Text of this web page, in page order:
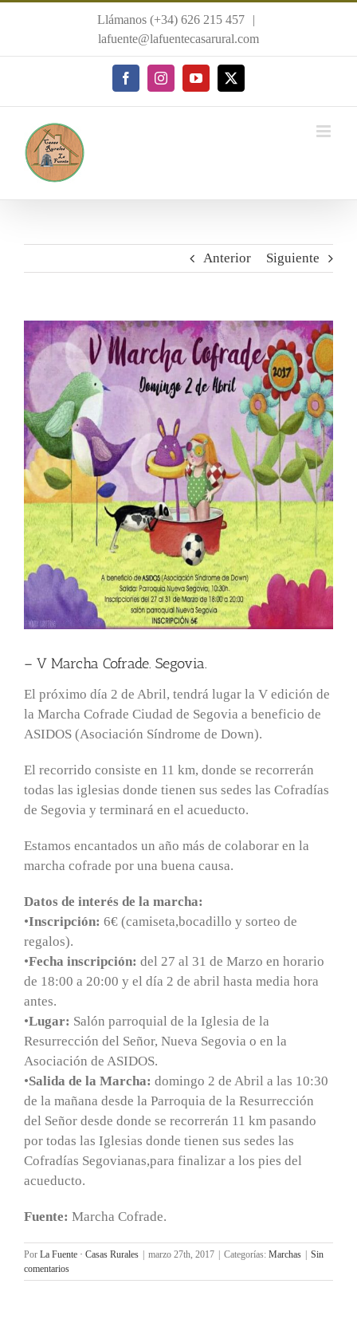
Llámanos (+34) 626 215 457
|
lafuente@lafuentecasarural.com
FacebookInstagramYouTube
X
Anterior Siguiente
– V Marcha Cofrade. Segovia.
El próximo día 2 de Abril, tendrá lugar la V edición de
la Marcha Cofrade Ciudad de Segovia a beneficio de
ASIDOS (Asociación Síndrome de Down).
El recorrido consiste en 11 km, donde se recorrerán
todas las iglesias donde tienen sus sedes las Cofradías
de Segovia y terminará en el acueducto.
Estamos encantados un año más de colaborar en la
marcha cofrade por una buena causa.
Datos de interés de la marcha:
•Inscripción: 6€ (camiseta,bocadillo y sorteo de
regalos).
•Fecha inscripción: del 27 al 31 de Marzo en horario
de 18:00 a 20:00 y el día 2 de abril hasta media hora
antes.
•Lugar: Salón parroquial de la Iglesia de la
Resurrección del Señor, Nueva Segovia o en la
Asociación de ASIDOS.
•Salida de la Marcha: domingo 2 de Abril a las 10:30
de la mañana desde la Parroquia de la Resurrección
del Señor desde donde se recorrerán 11 km pasando
por todas las Iglesias donde tienen sus sedes las
Cofradías Segovianas,para finalizar a los pies del
acueducto.
Fuente: Marcha Cofrade.
Por La Fuente · Casas Rurales marzo 27th, 2017 Categorías: Marchas
Sin
comentarios